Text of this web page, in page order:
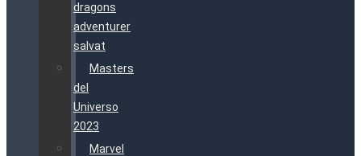
dragons
adventurer
salvat
Masters
del
Universo
2023
Marvel